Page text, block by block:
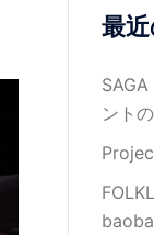
最
SAGA
ント